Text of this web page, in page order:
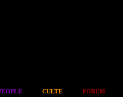
CULTE FORUM